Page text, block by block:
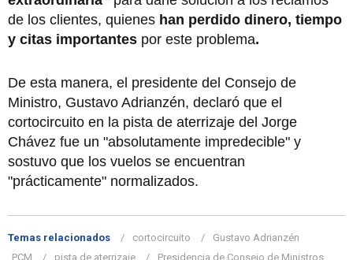
de los clientes, quienes han perdido dinero, tiempo
y citas importantes por este problema.
De esta manera, el presidente del Consejo de
Ministro, Gustavo Adrianzén, declaró que el
cortocircuito en la pista de aterrizaje del Jorge
Chávez fue un "absolutamente impredecible" y
sostuvo que los vuelos se encuentran
"prácticamente" normalizados.
Temas relacionados cortocircuito
Gustavo Adrianzén
PCM
pista de aterrizaje Presidencia de Consejo de Ministros